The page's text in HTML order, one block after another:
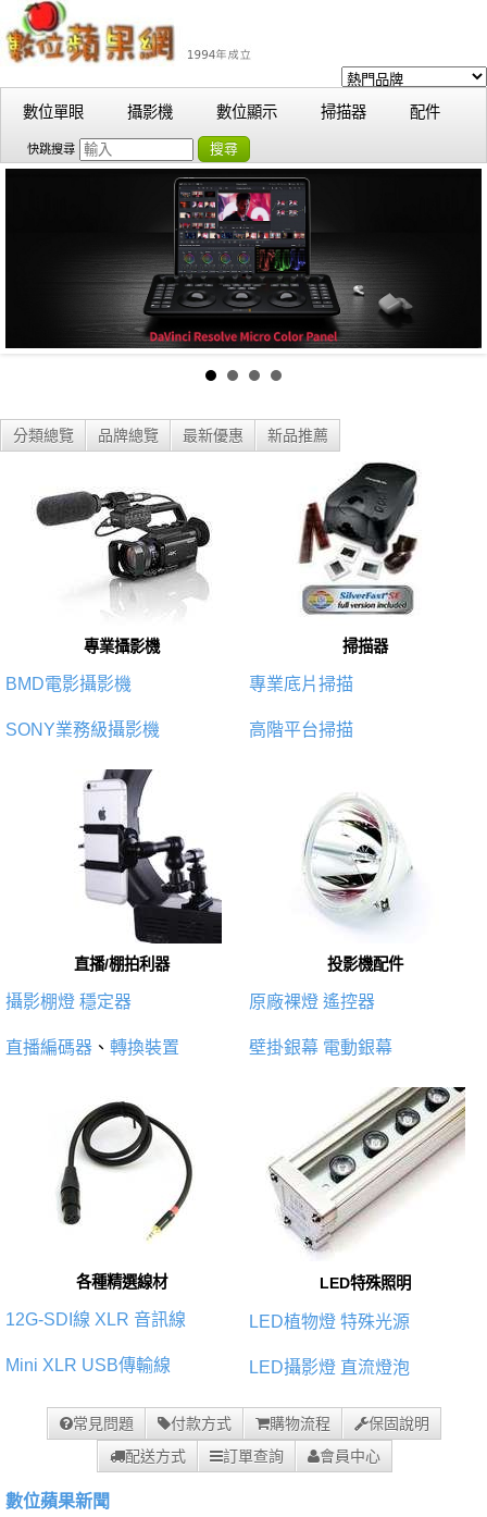
數位單眼 攝影機 數位顯示 掃描器 配件
快跳搜尋 搜尋
分類總覽 品牌總覽 最新優惠 新品推薦
專業攝影機
BMD電影攝影機
SONY業務級攝影機
掃描器
專業底片掃描
高階平台掃描
直播/棚拍利器
攝影棚燈 穩定器
直播編碼器 、 轉換裝置
投影機配件
原廠裸燈 遙控器
壁掛銀幕 電動銀幕
各種精選線材
12G-SDI線 XLR 音訊線
Mini XLR USB傳輸線
LED特殊照明
LED植物燈 特殊光源
LED攝影燈 直流燈泡
常見問題 付款方式 購物流程
保固說明
配送方式
訂單查詢 會員中心
數位蘋果新聞